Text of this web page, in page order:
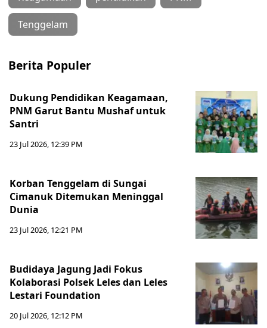
Tenggelam
Berita Populer
Dukung Pendidikan Keagamaan,
PNM Garut Bantu Mushaf untuk
Santri
23 Jul 2026, 12:39 PM
Korban Tenggelam di Sungai
Cimanuk Ditemukan Meninggal
Dunia
23 Jul 2026, 12:21 PM
Budidaya Jagung Jadi Fokus
Kolaborasi Polsek Leles dan Leles
Lestari Foundation
20 Jul 2026, 12:12 PM